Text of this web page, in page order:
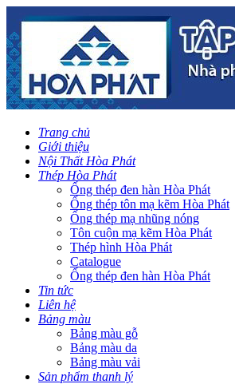
Trang chủ
Giới thiệu
Nội Thất Hòa Phát
Thép Hòa Phát
Ống thép đen hàn Hòa Phát
Ống thép tôn mạ kẽm Hòa Phát
Ống thép mạ nhũng nóng
Tôn cuộn mạ kẽm Hòa Phát
Thép hình Hòa Phát
Catalogue
Ống thép đen hàn Hòa Phát
Tin tức
Liên hệ
Bảng màu
Bảng màu gỗ
Bảng màu da
Bảng màu vải
Sản phẩm thanh lý